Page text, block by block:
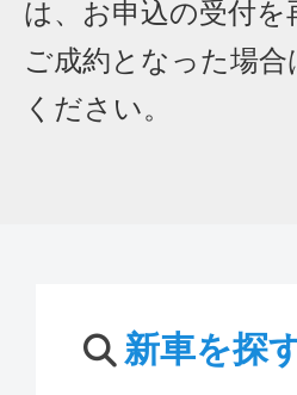
は、お申込の受付を
ご成約となった場
ください。
新車を探